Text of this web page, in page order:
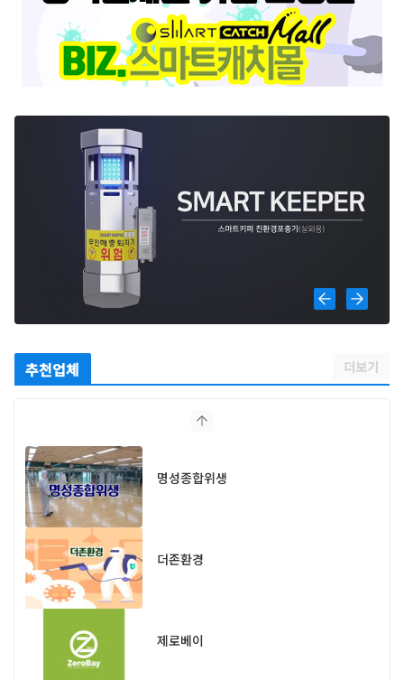
추천업체 더보기
명성종합위생
더존환경
제로베이